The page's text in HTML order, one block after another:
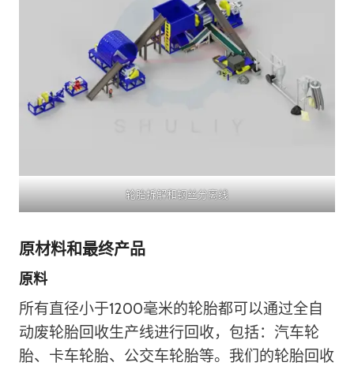
轮胎拆解和钢丝分离线
原材料和最终产品
原料
所有直径小于1200毫米的轮胎都可以通过全自
动废轮胎回收生产线进行回收，包括：汽车轮
胎、卡车轮胎、公交车轮胎等。我们的轮胎回收